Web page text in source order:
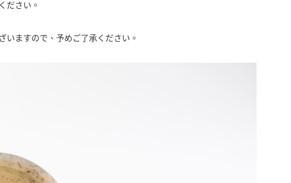
ださい。
いますので、予めご了承ください。